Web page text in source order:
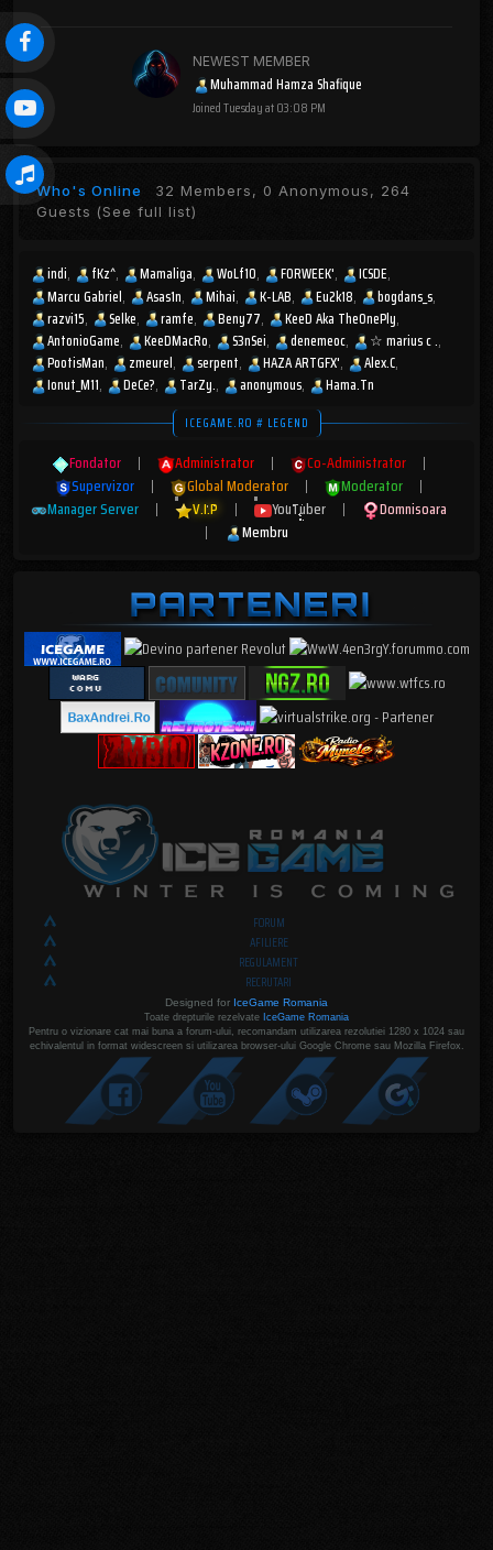
NEWEST MEMBER
Muhammad Hamza Shafique
JoinedTuesday at 03:08 PM
Who's Online 32 Members, 0 Anonymous, 264
Guests (See full list)
indi fKz^ Mamaliga WoLf10 FORWEEK'
ICSDE
Marcu Gabriel
Asas1n Mihai K-LAB Eu2k18
bogdans_s
razvi15
Selke ramfe Beny77
KeeD Aka TheOnePly
AntonioGame
KeeDMacRo S3nSei denemeoc
☆︎ marius c .
PootisMan
zmeurel serpent HAZA ARTGFX'
Alex.C
Ionut_M11
DeCe? TarZy. anonymous Hama.Tn
ICEGAME.RO # LEGEND
Fondator | Administrator | Co-Administrator
|
Supervizor
| Global Moderator | Moderator
|
Manager Server
| V.I.P | YouTuber |
Domnisoara
|
Membru
FORUM
AFILIERE
REGULAMENT
RECRUTARI
Designed for IceGame Romania
Toate drepturile rezelvate IceGame Romania
Pentru o vizionare cat mai buna a forum-ului, recomandam utilizarea rezolutiei 1280 x 1024 sau
echivalentul in format widescreen si utilizarea browser-ului Google Chrome sau Mozilla Firefox.